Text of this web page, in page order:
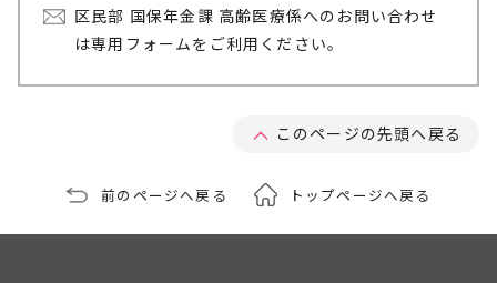
区民部 国保年金課 高齢医療係へのお問い合わせ
は専用フォームをご利用ください。
このページの先頭へ戻る
前のページへ戻る トップページへ戻る